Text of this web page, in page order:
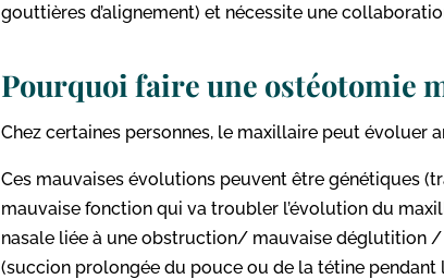
gouttières d’alignement) et nécessite une
Pourquoi faire une ostéotomie
Chez certaines personnes, le maxillaire peut évoluer
Ces mauvaises évolutions peuvent être génétiques
mauvaise fonction qui va troubler l’évolution du
nasale liée à une obstruction/ mauvaise déglutition
(succion prolongée du pouce ou de la tétine pendant